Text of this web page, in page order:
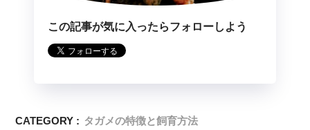
この記事が気に入ったらフォローしよう
CATEGORY : タガメの特徴と飼育方法